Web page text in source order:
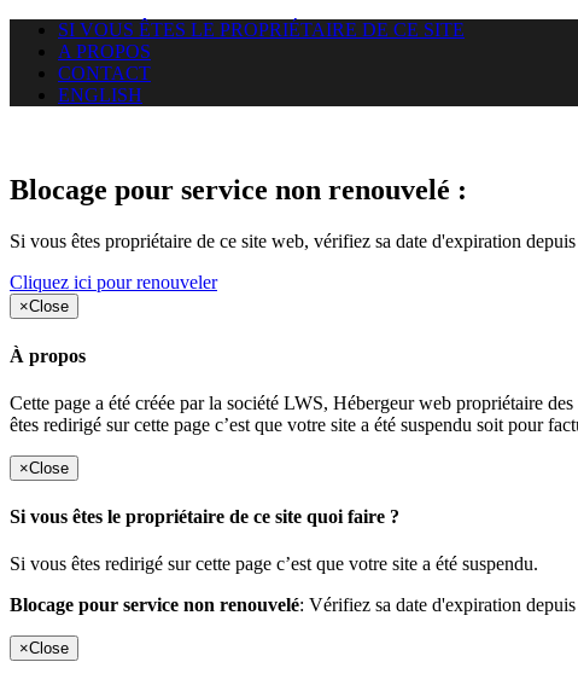
SI VOUS ÊTES LE PROPRIÉTAIRE DE CE SITE
A PROPOS
CONTACT
ENGLISH
Blocage pour service non renouvelé :
Si vous êtes propriétaire de ce site web, vérifiez sa date d'expiration
Cliquez ici pour renouveler
×Close
À propos
Cette page a été créée par la société LWS, Hébergeur web propriétaire
êtes redirigé sur cette page c’est que votre site a été suspendu soit pour
×Close
Si vous êtes le propriétaire de ce site quoi faire ?
Si vous êtes redirigé sur cette page c’est que votre site a été suspendu.
Blocage pour service non renouvelé: Vérifiez sa date d'expiration
×Close